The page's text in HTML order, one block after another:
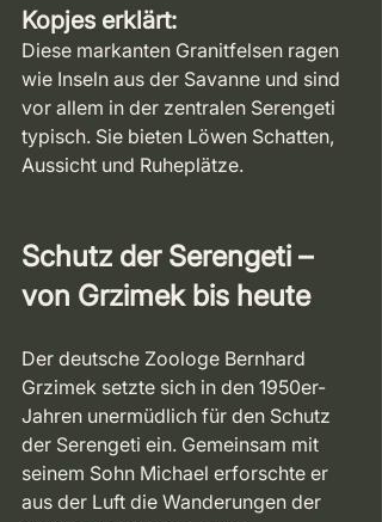
Kopjes erklärt:
Diese markanten Granitfelsen ragen
wie Inseln aus der Savanne und sind
vor allem in der zentralen Serengeti
typisch. Sie bieten Löwen Schatten,
Aussicht und Ruheplätze.
Schutz der Serengeti –
von Grzimek bis heute
Der deutsche Zoologe Bernhard
Grzimek setzte sich in den 1950er-
Jahren unermüdlich für den Schutz
der Serengeti ein. Gemeinsam mit
seinem Sohn Michael erforschte er
aus der Luft die Wanderungen der